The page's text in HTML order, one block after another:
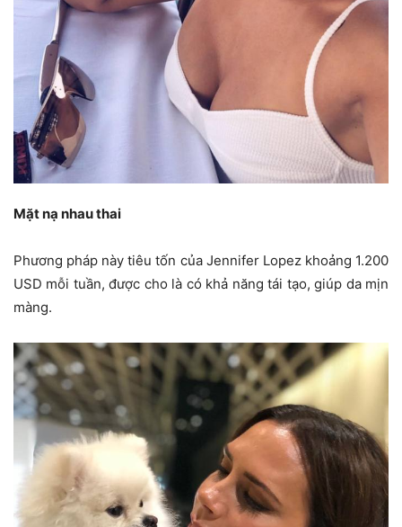
Mặt nạ nhau thai
Phương pháp này tiêu tốn của Jennifer Lopez khoảng 1.200
USD mỗi tuần, được cho là có khả năng tái tạo, giúp da mịn
màng.